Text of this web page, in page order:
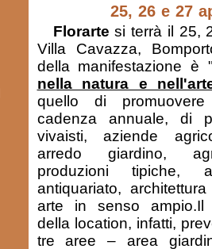
25, 26 e 27
Florarte si terrà il 25,
Villa Cavazza,
della manifestazione è
nella natura e
quello di
cadenza annuale, di
vivaisti, aziende
arredo giardino,
produzioni tipiche,
antiquariato,
arte in senso ampio.Il
della location, infatti,
tre aree – area